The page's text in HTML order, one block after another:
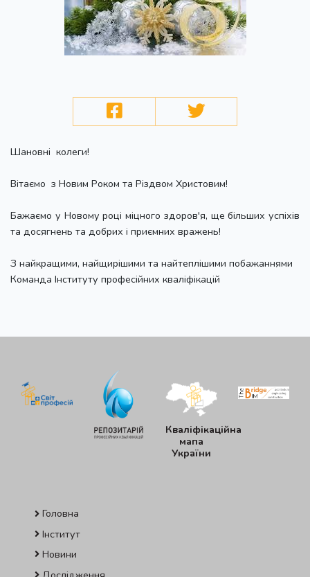
Шановні колеги!
Вітаємо з Новим Роком та Різдвом Христовим!
Бажаємо у Новому році міцного здоров'я, ще більших успіхів
та досягнень та добрих і приємних вражень!
З найкращими, найщирішими та найтеплішими побажаннями
Команда Інституту професійних кваліфікацій
Кваліфікаційна
мапа
України
Головна
Інститут
Новини